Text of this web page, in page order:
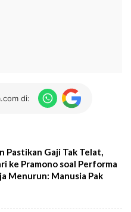
di:
Pastikan Gaji Tak Telat,
ke Pramono soal Performa
Menurun: Manusia Pak